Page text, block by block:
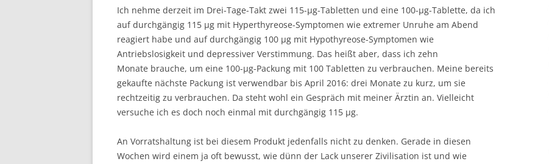
Ich nehme derzeit im Drei-Tage-Takt zwei 115-µg-Tabletten und eine 100-µg-Tablette, da ich
auf durchgängig 115 µg mit Hyperthyreose-Symptomen wie extremer Unruhe am Abend
reagiert habe und auf durchgängig 100 µg mit Hypothyreose-Symptomen wie
Antriebslosigkeit und depressiver Verstimmung. Das heißt aber, dass ich zehn
Monate brauche, um eine 100-µg-Packung mit 100 Tabletten zu verbrauchen. Meine bereits
gekaufte nächste Packung ist verwendbar bis April 2016: drei Monate zu kurz, um sie
rechtzeitig zu verbrauchen. Da steht wohl ein Gespräch mit meiner Ärztin an. Vielleicht
versuche ich es doch noch einmal mit durchgängig 115 µg.
An Vorratshaltung ist bei diesem Produkt jedenfalls nicht zu denken. Gerade in diesen
Wochen wird einem ja oft bewusst, wie dünn der Lack unserer Zivilisation ist und wie